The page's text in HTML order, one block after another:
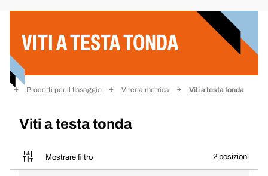
VITI A TESTA TONDA
Prodotti per il fissaggio Viteria metrica Viti a testa tonda
Viti a testa tonda
Mostrare filtro 2 posizioni
Filtro